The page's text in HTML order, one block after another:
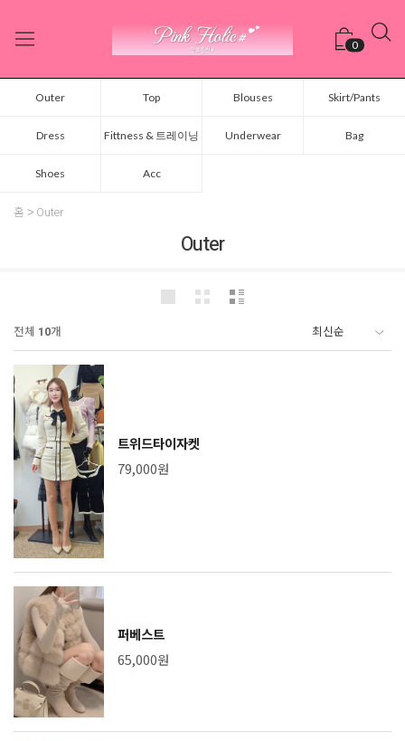
0
Outer Top Blouses Skirt/Pants
Dress Fittness & 트레이닝 Underwear Bag
Shoes Acc
홈 Outer
Outer
전체 10개
트위드타이자켓
79,000원
퍼베스트
65,000원